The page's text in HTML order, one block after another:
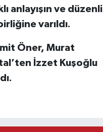
anlayışın ve düzenli
varıldı.
Öner, Murat
İzzet Kuşoğlu